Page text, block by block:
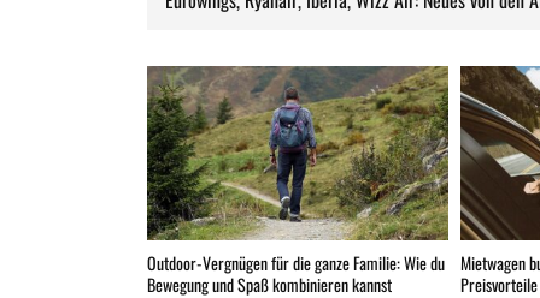
Outdoor-Vergnügen für die ganze Familie: Wie du
Bewegung und Spaß kombinieren kannst
Mietwagen
Preisvorteile